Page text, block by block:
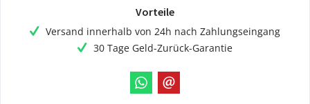
Vorteile
Versand innerhalb von 24h nach Zahlungseingang
30 Tage Geld-Zurück-Garantie